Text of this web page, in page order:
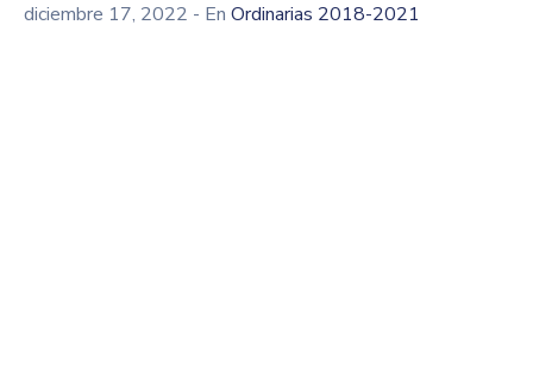
diciembre 17, 2022 - En Ordinarias 2018-2021